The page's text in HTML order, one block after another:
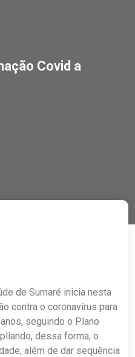
Covid a
de Sumaré inicia nesta
contra o coronavírus para
seguindo o Plano
dessa forma, o
além de dar sequência